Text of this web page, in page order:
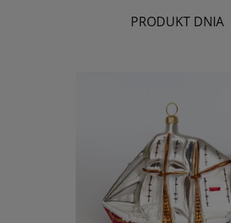
PRODUKT DNIA